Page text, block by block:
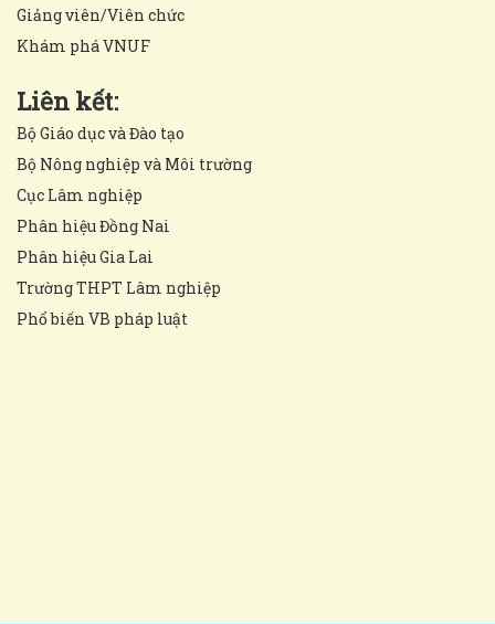
Giảng viên/Viên chức
Khám phá VNUF
Liên kết:
Bộ Giáo dục và Đào tạo
Bộ Nông nghiệp và Môi trường
Cục Lâm nghiệp
Phân hiệu Đồng Nai
Phân hiệu Gia Lai
Trường THPT Lâm nghiệp
Phổ biến VB pháp luật